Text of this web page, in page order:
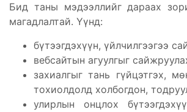
Бид таны мэдээллийг дараах
магадлалтай. Үүнд:
бүтээгдэхүүн, үйлчилгээгээ
вебсайтын агуулгыг
захиалгыг тань гүйцэтгэх,
тохиолдолд холбогдон,
улирлын онцлох